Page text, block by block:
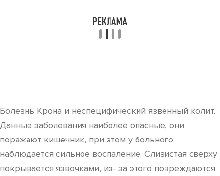
Болезнь Крона и неспецифический язвенный колит.
Данные заболевания наиболее опасные, они
поражают кишечник, при этом у больного
наблюдается сильное воспаление. Слизистая сверху
покрывается язвочками, из- за этого повреждаются